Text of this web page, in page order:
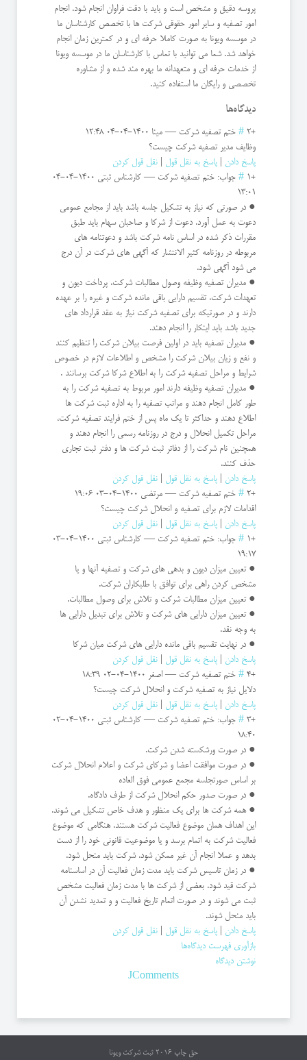
پروسه دقیق و مشخص است و باید با دقت فراوان انجام شود. انجام
امور تصفیه و سایر امور حقوقی شرکت ها با تخصص کارشناسان ما
در موسسه ویونا به صورت کاملا حرفه ای و در کمترین زمان انجام
خواهد شد. شما می توانید با تماس با کارشناسان ما در موسسه ویونا
از خدمات حرفه ای و متعهدانه ما بهره مند شده و از مشاوره
تخصصی و رایگان ما استفاده کنید.
دیدگاه‌ها
+2
# ختم تصفیه شرکت — مینا 1400-04-04 12:48
وظایف مدیر تصفیه شرکت چیست؟
پاسخ دادن
پاسخ به نقل قول
نقل قول کردن
+1
# جواب: ختم تصفیه شرکت — کارشناس ثبتی
1400-04-04
13:01
● در صورتی که نیاز به تشکیل جلسه باشد باید از مجامع عمومی
دعوت به عمل آورد. دعوت از شرکا و صاحبان سهام باید طبق
مقررات ذکر شده در اساس نامه شرکت باشد و دعوتنامه های
مربوطه در روزنامه کثیر الانتشار که آگهی های شرکت در آن درج
می شود آگهی شود.
● مدیران تصفیه وظیفه وصول مطالبات شرکت، پرداخت دیون و
تعهدات شرکت، تقسیم دارایی باقی مانده شرکت و غیره را بر عهده
دارند و در صورتیکه برای تصفیه شرکت نیاز به عقد قرارداد های
جدید باشد باید اینکار را انجام دهند.
● مدیران تصفیه باید در اولین فرصت بیلان شرکت را تنظیم کنند
و نفع و زیان بیلان شرکت را مشخص و اطلاعات لازم در خصوص
شرایط و مراحل تصفیه شرکت را به اطلاع شرکا شرکت برسانند .
● مدیران تصفیه وظیفه دارند امور مربوط به تصفیه شرکت را به
طور کامل انجام دهند و مراتب تصفیه را به اداره ثبت شرکت ها
اطلاع دهند و حداکثر تا یک ماه پس از ختم فرایند تصفیه شرکت،
مراحل تکمیل انحلال و درج در روزنامه رسمی را انجام دهند و
همچنین نام شرکت را از دفاتر ثبت شرکت ها و دفتر ثبت تجاری
حذف کنند.
پاسخ دادن
پاسخ به نقل قول
نقل قول کردن
+2
# ختم تصفیه شرکت — مرتضی 1400-04-03 19:06
اقدامات لازم برای تصفیه و انحلال شرکت چیست؟
پاسخ دادن
پاسخ به نقل قول
نقل قول کردن
+1
# جواب: ختم تصفیه شرکت — کارشناس ثبتی
1400-04-03
19:17
● تعیین میزان دیون و بدهی های شرکت و تصفیه آنها و یا
مشخص کردن راهی برای توافق با طلبکاران شرکت.
● تعیین میزان مطالبات شرکت و تلاش برای وصول مطالبات.
● تعیین میزان دارایی های شرکت و تلاش برای تبدیل دارایی ها
به وجه نقد.
● در نهایت تقسیم باقی مانده دارایی های شرکت میان شرکا
پاسخ دادن
پاسخ به نقل قول
نقل قول کردن
+4
# ختم تصفیه شرکت —اصغر 1400-04-02 18:39
دلایل نیاز به تصفیه شرکت و انحلال شرکت چیست؟
پاسخ دادن
پاسخ به نقل قول
نقل قول کردن
+3
# جواب: ختم تصفیه شرکت — کارشناس ثبتی
1400-04-02
18:40
● در صورت ورشکسته شدن شرکت.
● در صورت موافقت اعضا و شرکای شرکت و اعلام انحلال شرکت
بر اساس صورتجلسه مجمع عمومی فوق العاده
● در صورت صدور حکم انحلال شرکت از طرف دادگاه.
● همه شرکت ها برای یک منظور و هدف خاص تشکیل می شوند.
این اهداف همان موضوع فعالیت شرکت هستند. هنگامی که موضوع
فعالیت شرکت به اتمام برسد و یا موضوعیت قانونی خود را از دست
بدهد و عملا انجام آن غیر ممکن شود، شرکت باید منحل شود.
● در زمان تاسیس شرکت باید مدت زمان فعالیت آن در اساسنامه
شرکت قید شود. بعضی از شرکت ها با مدت زمان فعالیت مشخص
ثبت می شوند و در صورت اتمام تاریخ فعالیت و و تمدید نشدن آن
باید منحل شوند.
پاسخ دادن
پاسخ به نقل قول
نقل قول کردن
بازآوری فهرست دیدگاه‌ها
نوشتن دیدگاه
JComments
حق چاپ 2016 ثبت شرکت ویونا